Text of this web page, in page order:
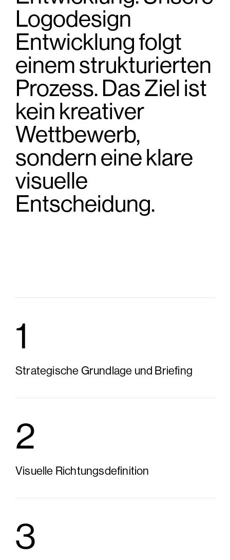
Logodesign
Entwicklung folgt
einem strukturierten
Prozess. Das Ziel ist
kein kreativer
Wettbewerb,
sondern eine klare
visuelle
Entscheidung.
1
Strategische Grundlage und Briefing
2
Visuelle Richtungsdefinition
3